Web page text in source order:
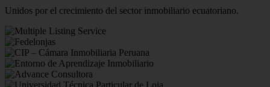
Unidos por el crecimiento del sector inmobiliario ecuatoriano.